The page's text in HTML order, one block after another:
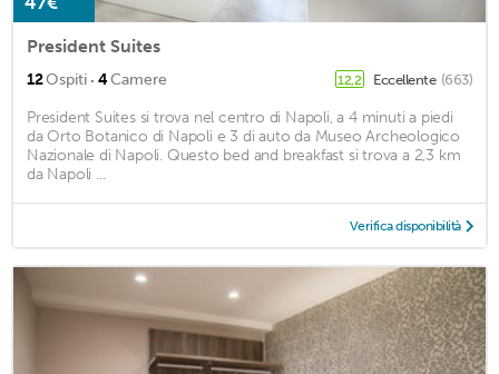
President Suites
12Ospiti · 4Camere 12,2 Eccellente (663)
President Suites si trova nel centro di Napoli, a 4 minuti a piedi
da Orto Botanico di Napoli e 3 di auto da Museo Archeologico
Nazionale di Napoli. Questo bed and breakfast si trova a 2,3 km
da Napoli ...
Verifica disponibilità